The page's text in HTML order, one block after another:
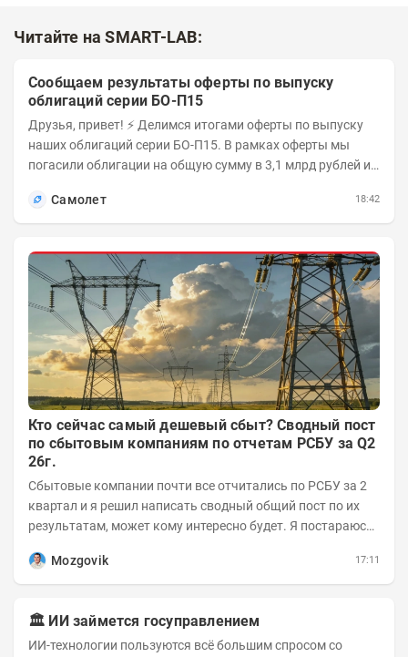
Читайте на SMART-LAB:
Сообщаем результаты оферты по выпуску
облигаций серии БО-П15
Друзья, привет! ⚡️ Делимся итогами оферты по выпуску
наших облигаций серии БО-П15. В рамках оферты мы
погасили облигации на общую сумму в 3,1 млрд рублей из
Самолет
18:42
Кто сейчас самый дешевый сбыт? Сводный пост
по сбытовым компаниям по отчетам РСБУ за Q2
26г.
Сбытовые компании почти все отчитались по РСБУ за 2
квартал и я решил написать сводный общий пост по их
результатам, может кому интересно будет. Я постараюсь
Mozgovik
17:11
🏛️ ИИ займется госуправлением
ИИ-технологии пользуются всё большим спросом со